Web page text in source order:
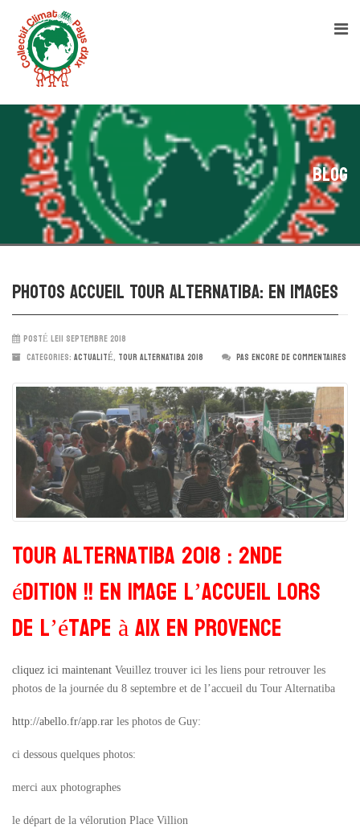
Blog
Photos accueil Tour Alternatiba: en images
POSTÉ LE11 SEPTEMBRE 2018
CATEGORIES: ACTUALITÉ, TOUR ALTERNATIBA 2018 PAS ENCORE DE COMMENTAIRES
Tour Alternatiba 2018 : 2nde
édition !! En image l’accueil lors
de l’étape à Aix en Provence
cliquez ici maintenant Veuillez trouver ici les liens pour retrouver les
photos de la journée du 8 septembre et de l’accueil du Tour Alternatiba
http://abello.fr/app.rar les photos de Guy:
ci dessous quelques photos:
merci aux photographes
le départ de la vélorution Place Villion